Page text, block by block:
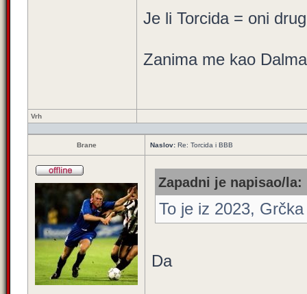
Je li Torcida = oni
Zanima me kao
Vrh
Brane Naslov: Re: Torcida i BBB
Zapadni je napisao/la:
To je iz 2023,
Da